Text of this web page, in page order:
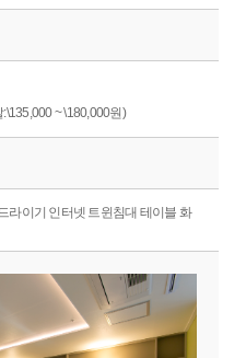
~ \180,000원)
라이기 인터넷 트윈침대 테이블 화